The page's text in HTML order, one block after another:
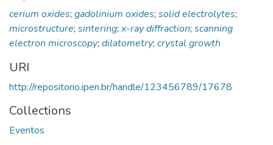
BRAZILIAN SYMPOSIUM ON GLASS AND RELATED
MATERIALS, 9., 3 de junho - 06 de junho, 2012, Curitiba,
PR.Anais...p. 1552-1562. Disponível em:
http://repositorio.ipen.br/handle/123456789/17678.
Acesso em: 07 Aug 2026.
cerium oxides; gadolinium oxides; solid electrolytes;
microstructure; sintering; x-ray diffraction; scanning
electron microscopy; dilatometry; crystal growth
URI
http://repositorio.ipen.br/handle/123456789/17678
Collections
Eventos